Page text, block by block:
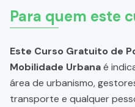
Para quem este
Este Curso Gratuito de
Mobilidade Urbanaé
área de urbanismo,
transporte e qualquer